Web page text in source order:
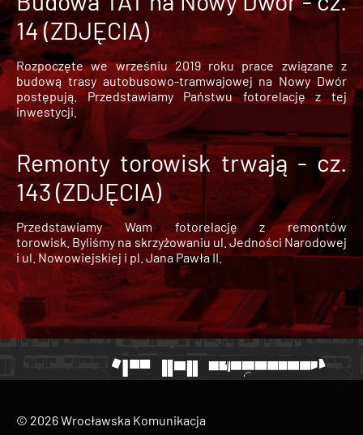
14 (ZDJĘCIA)
Rozpoczęte we wrześniu 2019 roku prace związane z
budową trasy autobusowo-tramwajowej na Nowy Dwór
postępują. Przedstawiamy Państwu fotorelację z tej
inwestycji.
Remonty torowisk trwają - cz.
143 (ZDJĘCIA)
Przedstawiamy Wam fotorelację z remontów
torowisk. Byliśmy na skrzyżowaniu ul. Jedności Narodowej
i ul. Nowowiejskiej i pl. Jana Pawła II.
© 2026 Wrocławska Komunikacja